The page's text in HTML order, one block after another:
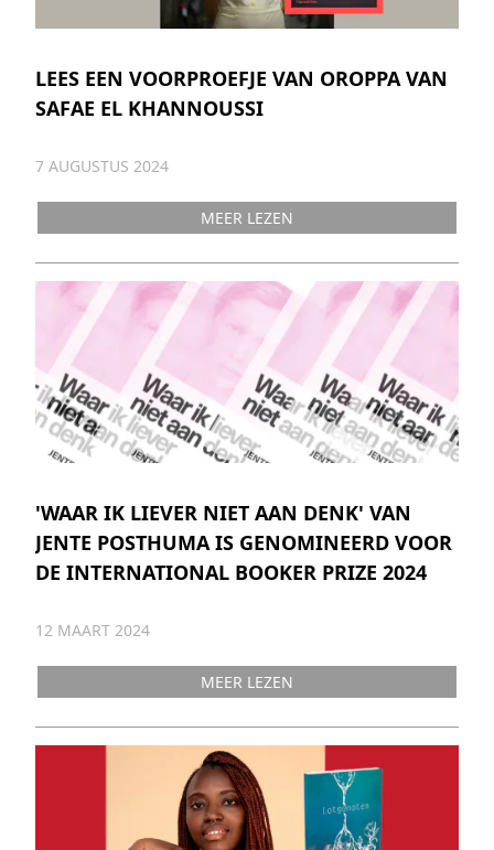
LEES EEN VOORPROEFJE VAN OROPPA VAN
SAFAE EL KHANNOUSSI
7 AUGUSTUS 2024
MEER LEZEN
'WAAR IK LIEVER NIET AAN DENK' VAN
JENTE POSTHUMA IS GENOMINEERD VOOR
DE INTERNATIONAL BOOKER PRIZE 2024
12 MAART 2024
MEER LEZEN